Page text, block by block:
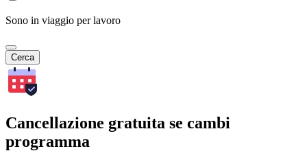
Sono in viaggio per lavoro
Cerca
Cancellazione gratuita se cambi
programma